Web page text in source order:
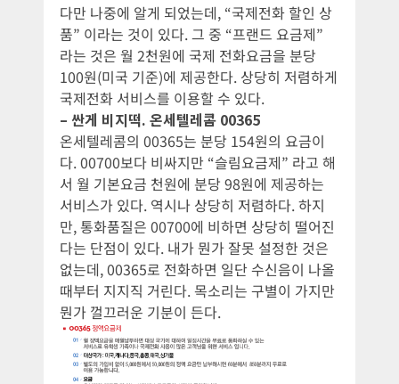
다만 나중에 알게 되었는데, “국제전화 할인 상
품” 이라는 것이 있다. 그 중 “프랜드 요금제”
라는 것은 월 2천원에 국제 전화요금을 분당
100원(미국 기준)에 제공한다. 상당히 저렴하게
국제전화 서비스를 이용할 수 있다.
– 싼게 비지떡. 온세텔레콤 00365
온세텔레콤의 00365는 분당 154원의 요금이
다. 00700보다 비싸지만 “슬림요금제” 라고 해
서 월 기본요금 천원에 분당 98원에 제공하는
서비스가 있다. 역시나 상당히 저렴하다. 하지
만, 통화품질은 00700에 비하면 상당히 떨어진
다는 단점이 있다. 내가 뭔가 잘못 설정한 것은
없는데, 00365로 전화하면 일단 수신음이 나올
때부터 지지직 거린다. 목소리는 구별이 가지만
뭔가 껄끄러운 기분이 든다.